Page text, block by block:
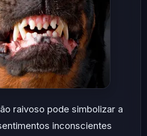
raivoso pode simbolizar a
inconscientes